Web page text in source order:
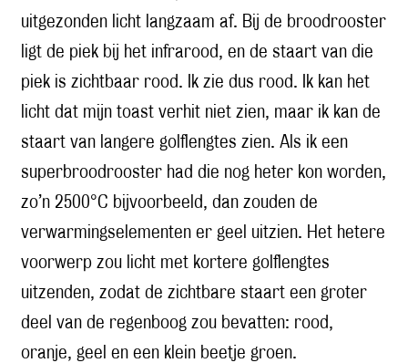
uitgezonden licht langzaam af. Bij de broodrooster
ligt de piek bij het infrarood, en de staart van die
piek is zichtbaar rood. Ik zie dus rood. Ik kan het
licht dat mijn toast verhit niet zien, maar ik kan de
staart van langere golflengtes zien. Als ik een
superbroodrooster had die nog heter kon worden,
zo’n 2500°C bijvoorbeeld, dan zouden de
verwarmingselementen er geel uitzien. Het hetere
voorwerp zou licht met kortere golflengtes
uitzenden, zodat de zichtbare staart een groter
deel van de regenboog zou bevatten: rood,
oranje, geel en een klein beetje groen.